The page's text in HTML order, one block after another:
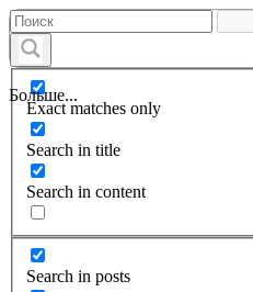
Больше...
Exact matches only
Search in title
Search in content
Search in posts